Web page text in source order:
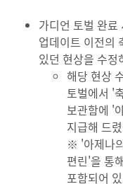
가디언 토벌 완
업데이트 이전의
있던 현상을 수정
해당 현상
토벌에서 '
보관함에 '
지급해 드
※ '아제나
편린'을 통
포함되어